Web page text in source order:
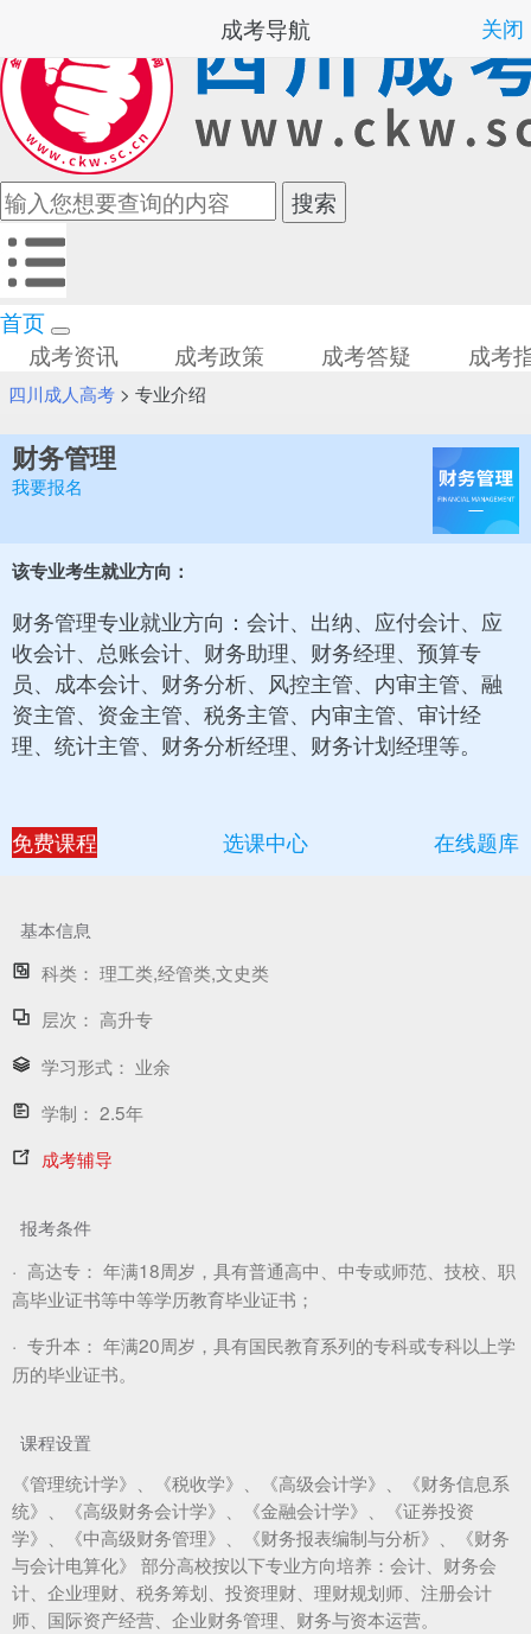
首页
成考资讯
成考政策 成考答疑 成考
四川成人高考> 专业介绍
财务管理
我要报名
该专业考生就业方向：
财务管理专业就业方向：会计、出纳、应付会计、应
收会计、总账会计、财务助理、财务经理、预算专
员、成本会计、财务分析、风控主管、内审主管、融
资主管、资金主管、税务主管、内审主管、审计经
理、统计主管、财务分析经理、财务计划经理等。
免费课程 选课中心 在线题库
基本信息
科类： 理工类,经管类,文史类
层次： 高升专
学习形式： 业余
学制： 2.5年
成考辅导
报考条件
· 高达专： 年满18周岁，具有普通高中、中专或师范、技校、职
高毕业证书等中等学历教育毕业证书；
· 专升本： 年满20周岁，具有国民教育系列的专科或专科以上学
历的毕业证书。
课程设置
《管理统计学》、《税收学》、《高级会计学》、《财务信息系
统》、《高级财务会计学》、《金融会计学》、《证券投资
学》、《中高级财务管理》、《财务报表编制与分析》、《财务
与会计电算化》 部分高校按以下专业方向培养：会计、财务会
计、企业理财、税务筹划、投资理财、理财规划师、注册会计
师、国际资产经营、企业财务管理、财务与资本运营。
成考导航 关闭